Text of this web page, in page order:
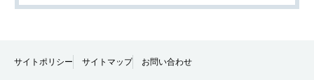
サイトポリシー サイトマップ お問い合わせ